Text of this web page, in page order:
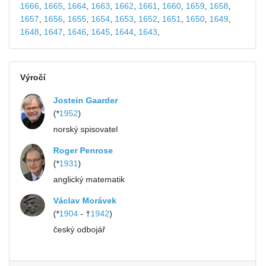
1666
1665, 1664, 1663 1662 1661 1660, 1659 1658
1657
1656 1655, 1654, 1653 1652 1651 1650, 1649
1648
1647 1646 1645, 1644, 1643
Výročí
Jostein Gaarder
(*1952)
norský spisovatel
Roger Penrose
(*1931)
anglický matematik
Václav Morávek
(*1904- †1942)
český odbojář